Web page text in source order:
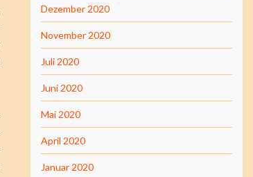
Dezember 2020
November 2020
Juli 2020
Juni 2020
Mai 2020
April 2020
Januar 2020